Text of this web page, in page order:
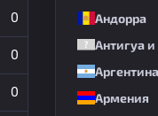
0
0
0
Андорра
Антигуа
Аргентина
Армения